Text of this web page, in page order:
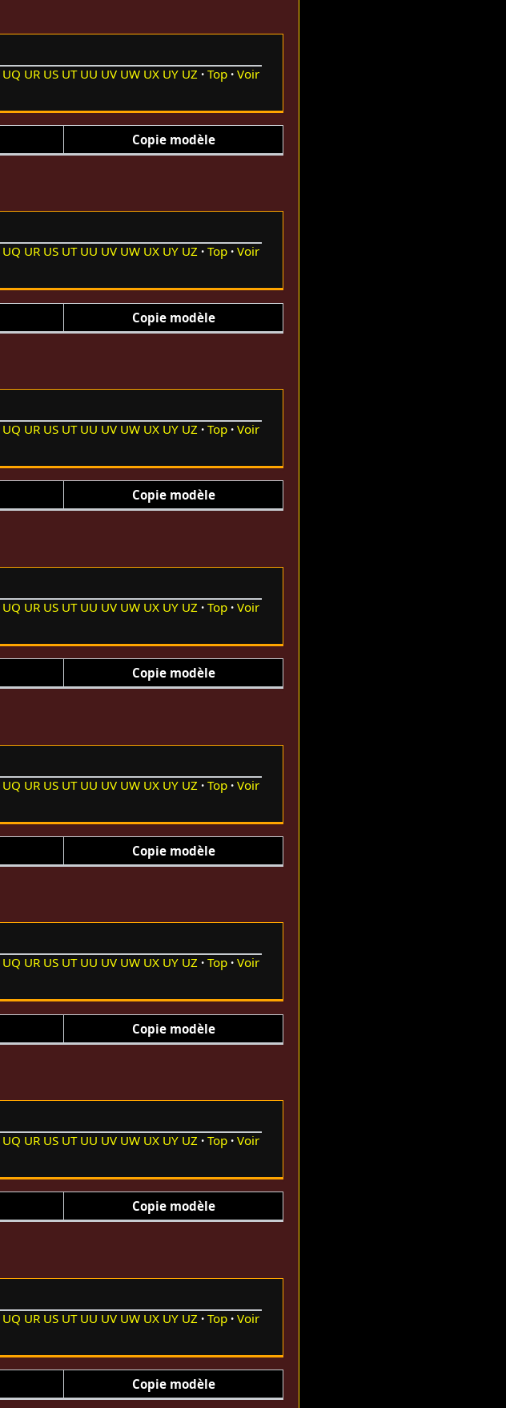
UQ UR US UT UU UV UW UX UY UZ Top
Voir
Copie modèle
UQ UR US UT UU UV UW UX UY UZ Top
Voir
Copie modèle
UQ UR US UT UU UV UW UX UY UZ Top
Voir
Copie modèle
UQ UR US UT UU UV UW UX UY UZ Top
Voir
Copie modèle
UQ UR US UT UU UV UW UX UY UZ Top
Voir
Copie modèle
UQ UR US UT UU UV UW UX UY UZ Top
Voir
Copie modèle
UQ UR US UT UU UV UW UX UY UZ Top
Voir
Copie modèle
UQ UR US UT UU UV UW UX UY UZ Top
Voir
Copie modèle